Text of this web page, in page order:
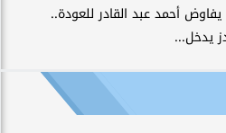
أحمد عبد القادر للعودة..
يدخل...